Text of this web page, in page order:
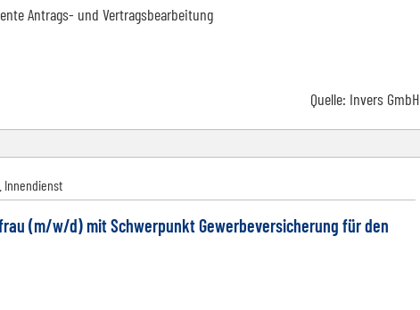
Antrags- und Vertragsbearbeitung
Quelle: Invers GmbH
Innendienst
(m/w/d) mit Schwerpunkt Gewerbeversicherung für den